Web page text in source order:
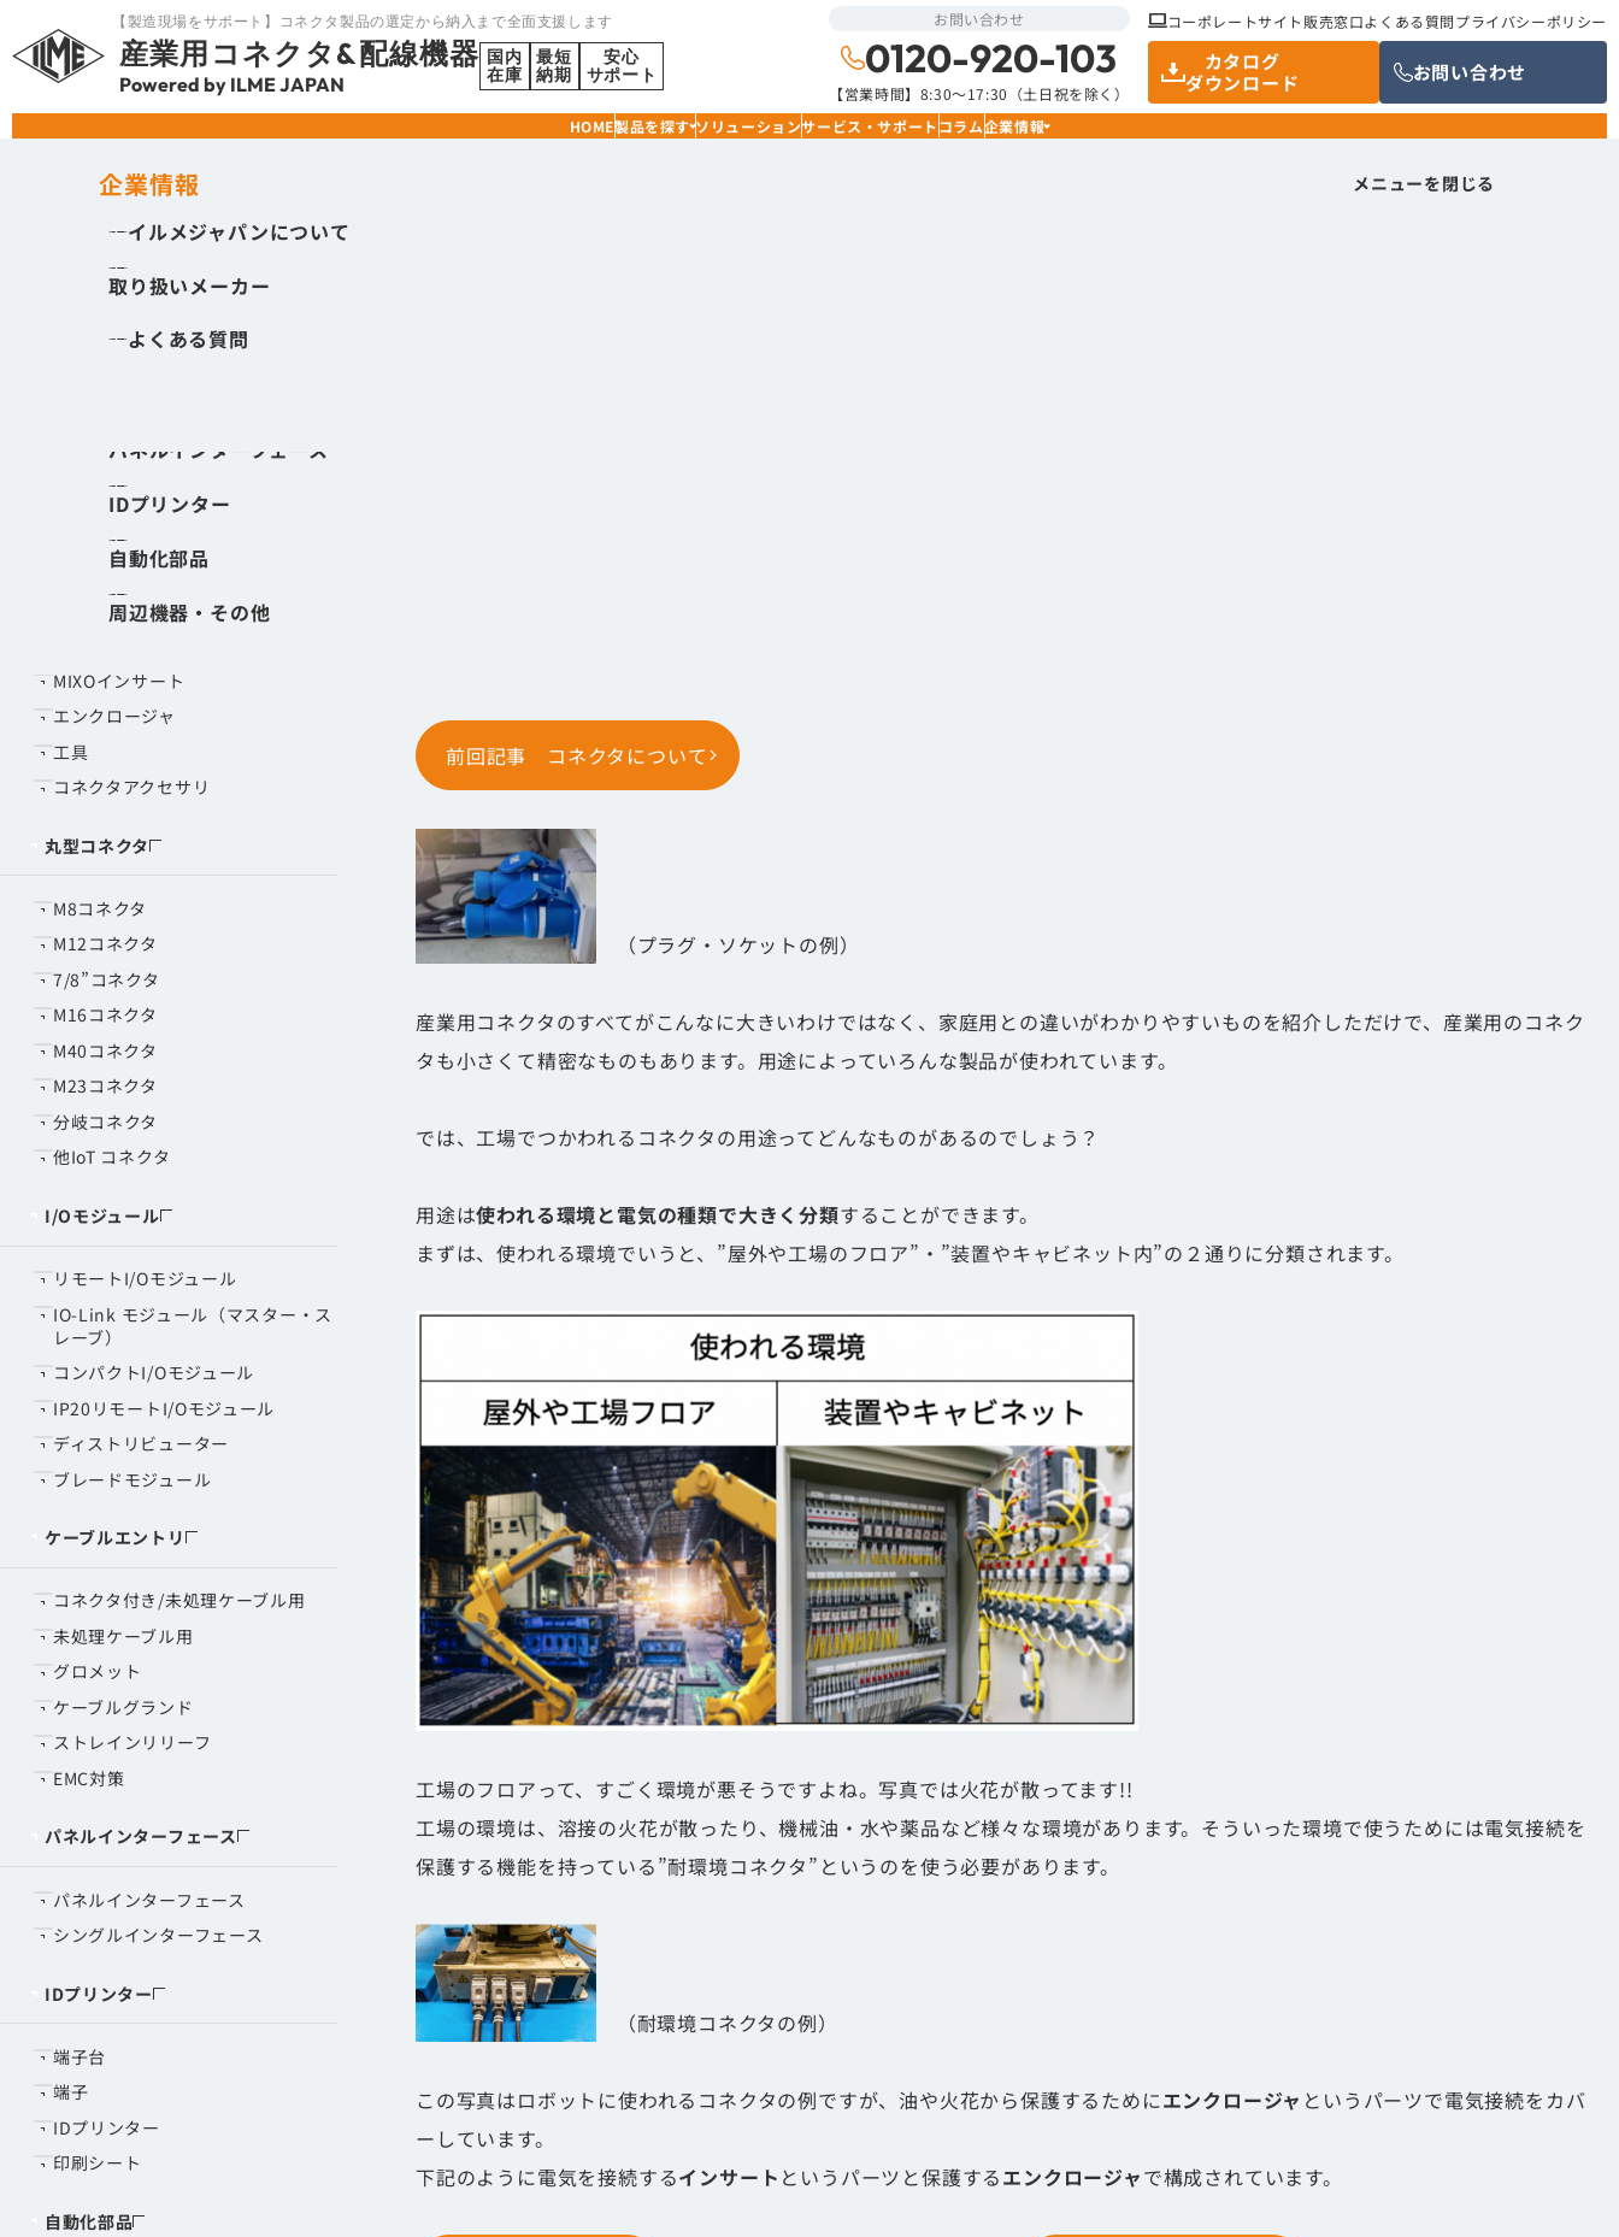
【製造現場をサポート】コネクタ製品の選定から納入まで全面支援します
産業用コネクタ&配線機器
Powered by ILME JAPAN
国内
在庫
最短
納期
安心
サポート
お問い合わせ
0120-920-103
【営業時間】8:30〜17:30（土日祝を除く）
カタログ
ダウンロード
お問い合わせ
HOME製品を探す
製品を探す メニューを閉じる
角型コネクタ
丸型コネクタ
I/Oモジュール
パネルインターフェース
IDプリンター
自動化部品
周辺機器・その他
ソリューションサービス・サポートコラム企業情報
企業情報 メニューを閉じる
イルメジャパンについて
取り扱いメーカー
よくある質問
コーポレートサイト 販売窓口よくある質問プライバシーポリシー
前回記事 コネクタについて
（プラグ・ソケットの例）
産業用コネクタのすべてがこんなに大きいわけではなく、家庭用との違いがわかりやすいものを紹介しただけで、産業用のコネク
タも小さくて精密なものもあります。用途によっていろんな製品が使われています。
では、工場でつかわれるコネクタの用途ってどんなものがあるのでしょう？
用途は使われる環境と電気の種類で大きく分類することができます。
まずは、使われる環境でいうと、”屋外や工場のフロア”・”装置やキャビネット内”の２通りに分類されます。
工場のフロアって、すごく環境が悪そうですよね。写真では火花が散ってます!!
工場の環境は、溶接の火花が散ったり、機械油・水や薬品など様々な環境があります。そういった環境で使うためには電気接続を
保護する機能を持っている”耐環境コネクタ”というのを使う必要があります。
（耐環境コネクタの例）
この写真はロボットに使われるコネクタの例ですが、油や火花から保護するためにエンクロージャ というパーツで電気接続をカバ
ーしています。
下記のように電気を接続するインサート というパーツと保護するエンクロージャで構成されています。
製品を探す
MIXOインサート
エンクロージャ
工具
コネクタアクセサリ
丸型コネクタ
M8コネクタ
M12コネクタ
7/8”コネクタ
M16コネクタ
M40コネクタ
M23コネクタ
分岐コネクタ
他IoT コネクタ
I/Oモジュール
リモートI/Oモジュール
IO-Link モジュール（マスター・ス
レーブ）
コンパクトI/Oモジュール
IP20リモートI/Oモジュール
ディストリビューター
ブレードモジュール
ケーブルエントリ
コネクタ付き/未処理ケーブル用
未処理ケーブル用
グロメット
ケーブルグランド
ストレインリリーフ
EMC対策
パネルインターフェース
パネルインターフェース
シングルインターフェース
IDプリンター
端子台
端子
IDプリンター
印刷シート
自動化部品